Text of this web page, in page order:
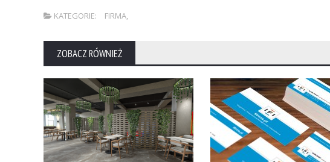
KATEGORIE: FIRMA,
ZOBACZ RÓWNIEŻ